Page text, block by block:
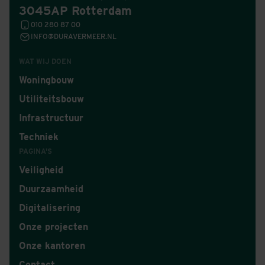
WAT WIJ DOEN
Woningbouw
Utiliteitsbouw
Infrastructuur
Techniek
PAGINA'S
Veiligheid
Duurzaamheid
Digitalisering
Onze projecten
Onze kantoren
3045AP Rotterdam
010 280 87 00
INFO@DURAVERMEER.NL